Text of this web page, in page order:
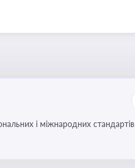
і міжнародних стандартів